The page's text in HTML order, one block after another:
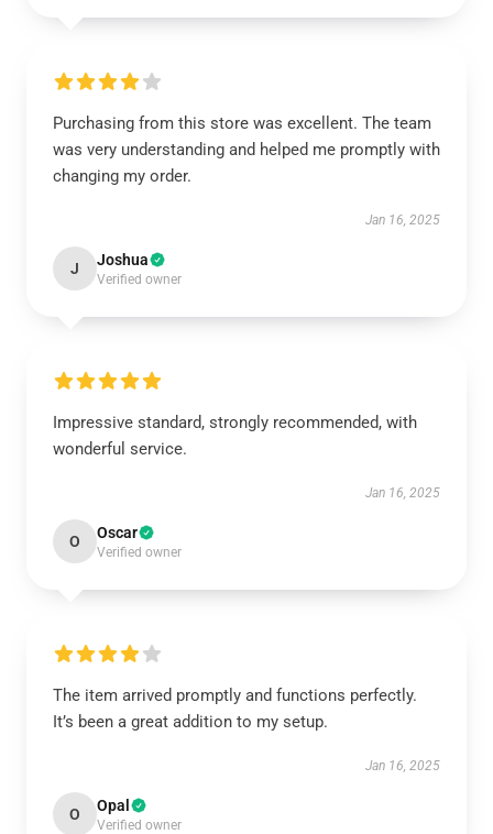
Purchasing from this store was excellent. The team
was very understanding and helped me promptly with
changing my order.
Jan 16, 2025
J Joshua
Verified owner
Impressive standard, strongly recommended, with
wonderful service.
Jan 16, 2025
O Oscar
Verified owner
The item arrived promptly and functions perfectly.
It’s been a great addition to my setup.
Jan 16, 2025
O Opal
Verified owner